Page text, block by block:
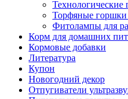
Технологические
Торфяные горшки
Фитолампы для
Корм для домашних
Кормовые добавки
Литература
Купон
Новогодний декор
Отпугиватели